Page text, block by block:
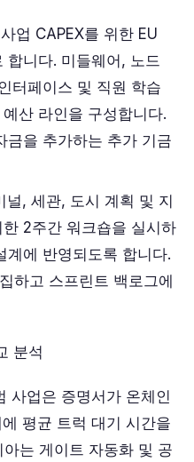
업 CAPEX를 위한 EU
합니다. 미들웨어, 노드
터페이스 및 직원 학습
산 라인을 구성합니다.
금을 추가하는 추가 기금
널, 세관, 도시 계획 및 지
2주간 워크숍을 실시하
계에 반영되도록 합니다.
하고 스프린트 백로그에
분석
사업은 증명서가 온체인
평균 트럭 대기 시간을
는 게이트 자동화 및 공